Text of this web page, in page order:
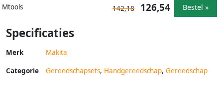
Mtools 142,18 126,54 Bestel »
Specificaties
Merk Makita
Categorie Gereedschapsets, Handgereedschap, Gereedschap